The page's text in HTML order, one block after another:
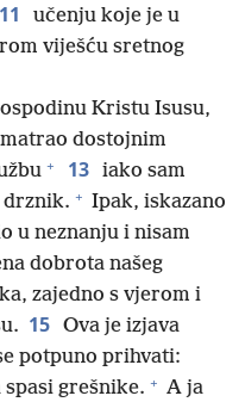
11
učenju koje je u
viješću sretnog
Kristu Isusu,
dostojnim
+ 13 iako sam
+ Ipak, iskazano
u neznanju i nisam
dobrota našeg
zajedno s vjerom i
15 Ova je izjava
potpuno prihvati:
grešnike. + A ja